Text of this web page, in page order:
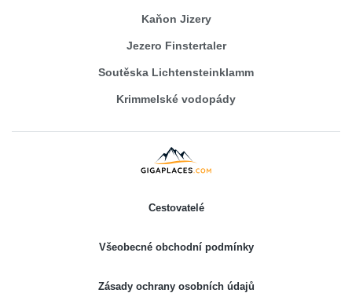
Kaňon Jizery
Jezero Finstertaler
Soutěska Lichtensteinklamm
Krimmelské vodopády
Cestovatelé
Všeobecné obchodní podmínky
Zásady ochrany osobních údajů